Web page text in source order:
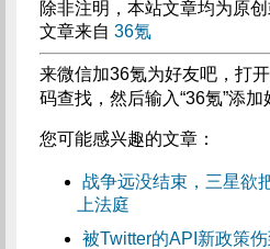
除非注明，本站文章均为原
文章来自 36氪
来微信加36氪为好友吧，打
码查找，然后输入“36氪”添加
您可能感兴趣的文章：
战争远没结束，三星欲
上法庭
被Twitter的API新政策